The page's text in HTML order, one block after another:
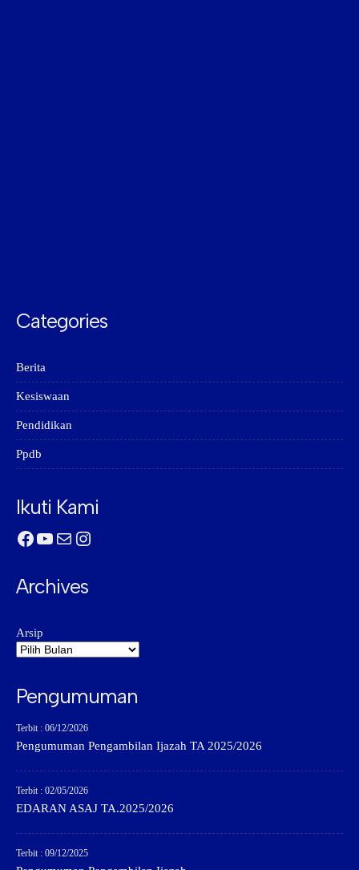
Categories
Berita
Kesiswaan
Pendidikan
Ppdb
Ikuti Kami
Facebook
YouTube
MailInstagram
Archives
Arsip
Pengumuman
Terbit : 06/12/2026
Pengumuman Pengambilan Ijazah TA 2025/2026
Terbit : 02/05/2026
EDARAN ASAJ TA.2025/2026
Terbit : 09/12/2025